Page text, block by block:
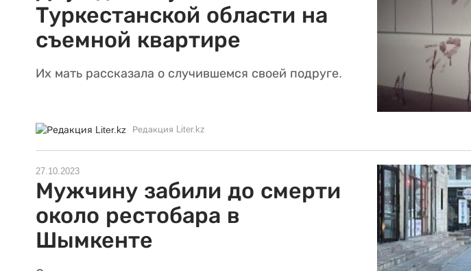
Туркестанской области на
съемной квартире
Их мать рассказала о случившемся своей подруге.
Редакция Liter.kz
27.10.2023
Мужчину забили до смерти
около рестобара в
Шымкенте